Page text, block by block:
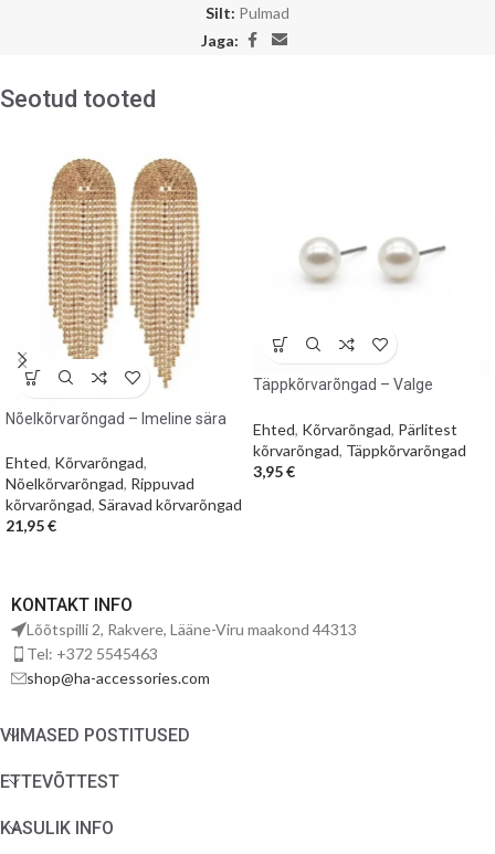
Silt: Pulmad
Jaga:
Seotud tooted
Nõelkõrvarõngad – Imeline sära
Ehted, Kõrvarõngad,
Nõelkõrvarõngad, Rippuvad
kõrvarõngad, Säravad kõrvarõngad
21,95€
Täppkõrvarõngad – Valge
Ehted, Kõrvarõngad, Pärlitest
kõrvarõngad, Täppkõrvarõngad
3,95€
KONTAKT INFO
Lõõtspilli 2, Rakvere, Lääne-Viru maakond 44313
Tel: +372 5545463
shop@ha-accessories.com
VIIMASED POSTITUSED
ETTEVÕTTEST
KASULIK INFO